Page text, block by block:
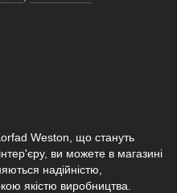
Weston, що стануть
ви можете в магазині
надійністю,
якістю виробництва.